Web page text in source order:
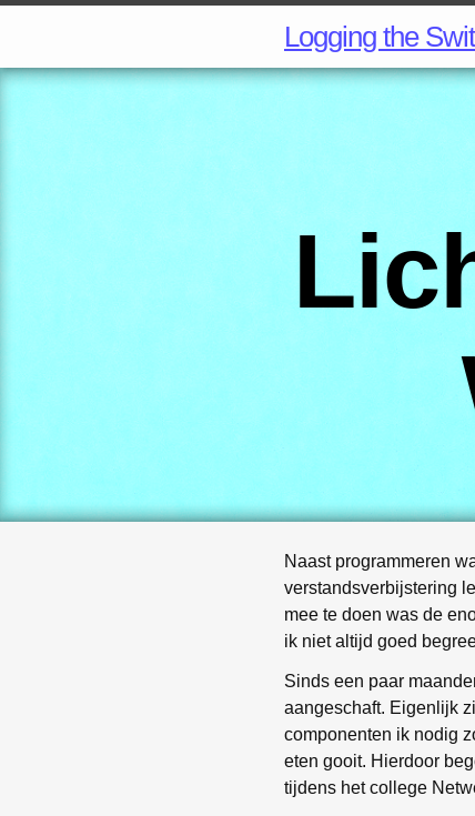
Logging the
Naast programmeren
verstandsverbijstering
mee te doen was de
ik niet altijd goed
Sinds een paar
aangeschaft. Eigenlijk
componenten ik nodig
eten gooit. Hierdoor
tijdens het college